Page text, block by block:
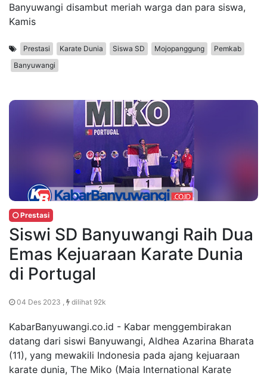
Banyuwangi disambut meriah warga dan para siswa,
Kamis
Prestasi Karate Dunia Siswa SD Mojopanggung
Pemkab
Banyuwangi
Prestasi
Siswi SD Banyuwangi Raih Dua
Emas Kejuaraan Karate Dunia
di Portugal
04 Des 2023 , dilihat 92k
KabarBanyuwangi.co.id - Kabar menggembirakan
datang dari siswi Banyuwangi, Aldhea Azarina Bharata
(11), yang mewakili Indonesia pada ajang kejuaraan
karate dunia, The Miko (Maia International Karate